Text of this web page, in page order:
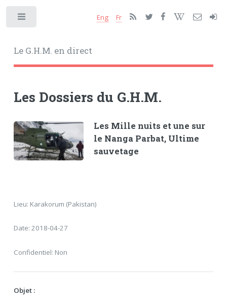
Le G.H.M. en direct
Eng Fr
Les Dossiers du G.H.M.
Les Mille nuits et une sur
le Nanga Parbat, Ultime
sauvetage
Lieu: Karakorum (Pakistan)
Date: 2018-04-27
Confidentiel: Non
Objet :